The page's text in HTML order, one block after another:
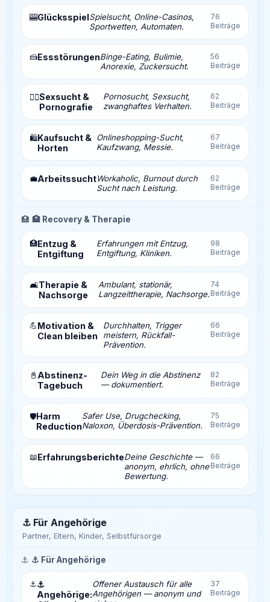
🎰GlücksspielSpielsucht, Online-Casinos,
Sportwetten, Automaten.
76
Beiträge
🍰EssstörungenBinge-Eating, Bulimie,
Anorexie, Zuckersucht.
56
Beiträge
❤️‍🔥Sexsucht &
Pornografie
Pornosucht, Sexsucht,
zwanghaftes Verhalten.
62
Beiträge
🛍️Kaufsucht &
Horten
Onlineshopping-Sucht,
Kaufzwang, Messie.
67
Beiträge
💼ArbeitssuchtWorkaholic, Burnout durch
Sucht nach Leistung.
62
Beiträge
🏥 🏥 Recovery & Therapie
🏥Entzug &
Entgiftung
Erfahrungen mit Entzug,
Entgiftung, Kliniken.
98
Beiträge
🛋️Therapie &
Nachsorge
Ambulant, stationär,
Langzeittherapie, Nachsorge.
74
Beiträge
💪Motivation &
Clean bleiben
Durchhalten, Trigger
meistern, Rückfall-
Prävention.
66
Beiträge
📓 Abstinenz-
Tagebuch
Dein Weg in die Abstinenz
— dokumentiert.
82
Beiträge
🛡️Harm
Reduction
Safer Use, Drugchecking,
Naloxon, Überdosis-Prävention.
75
Beiträge
📖ErfahrungsberichteDeine Geschichte —
anonym, ehrlich, ohne
Bewertung.
66
Beiträge
⚓ Für Angehörige
Partner, Eltern, Kinder, Selbstfürsorge
⚓ ⚓ Für Angehörige
⚓⚓
Angehörige:
Offener Austausch für alle
Angehörigen — anonym und
37
Beiträge